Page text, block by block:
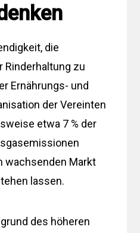
die
Rinderhaltung zu
Ernährungs- und
der Vereinten
etwa 7 % der
wachsenden Markt
lassen.
des höheren